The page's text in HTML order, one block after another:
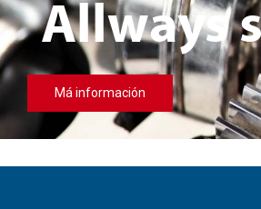
Allways
Má información